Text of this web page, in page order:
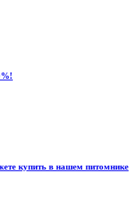
купить в нашем питомнике